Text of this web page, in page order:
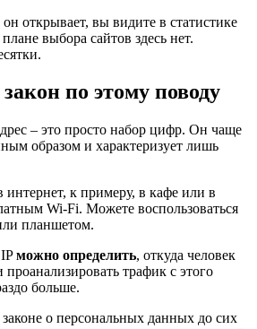
открывает, вы видите в статистике
выбора сайтов здесь нет.
по этому поводу
– это просто набор цифр. Он чаще
образом и характеризует лишь
к примеру, в кафе или в
Wi-Fi. Можете воспользоваться
планшетом.
можно определить, откуда человек
трафик с этого
больше.
о персональных данных до сих